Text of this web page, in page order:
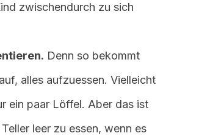
zwischendurch zu sich
Denn so bekommt
alles aufzuessen. Vielleicht
ein paar Löffel. Aber das ist
leer zu essen, wenn es